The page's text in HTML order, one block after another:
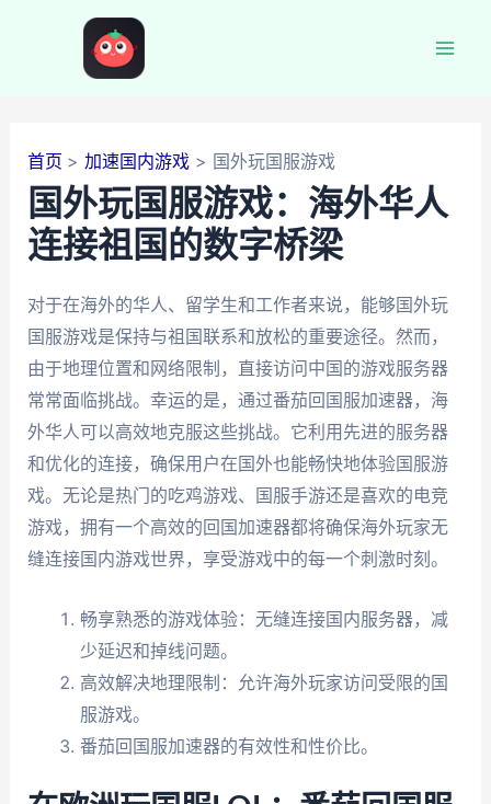
首页 加速国内游戏 国外玩国服游戏
国外玩国服游戏：海外华人
连接祖国的数字桥梁
对于在海外的华人、留学生和工作者来说，能够国外玩
国服游戏是保持与祖国联系和放松的重要途径。然而，
由于地理位置和网络限制，直接访问中国的游戏服务器
常常面临挑战。幸运的是，通过番茄回国服加速器，海
外华人可以高效地克服这些挑战。它利用先进的服务器
和优化的连接，确保用户在国外也能畅快地体验国服游
戏。无论是热门的吃鸡游戏、国服手游还是喜欢的电竞
游戏，拥有一个高效的回国加速器都将确保海外玩家无
缝连接国内游戏世界，享受游戏中的每一个刺激时刻。
畅享熟悉的游戏体验：无缝连接国内服务器，减
少延迟和掉线问题。
高效解决地理限制：允许海外玩家访问受限的国
服游戏。
番茄回国服加速器的有效性和性价比。